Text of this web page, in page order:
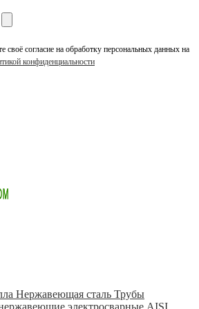
согласие на обработку персональных данных на
конфиденциальности
Нержавеющая сталь Трубы